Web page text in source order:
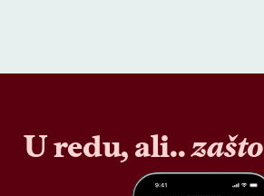
U redu, ali..zašto